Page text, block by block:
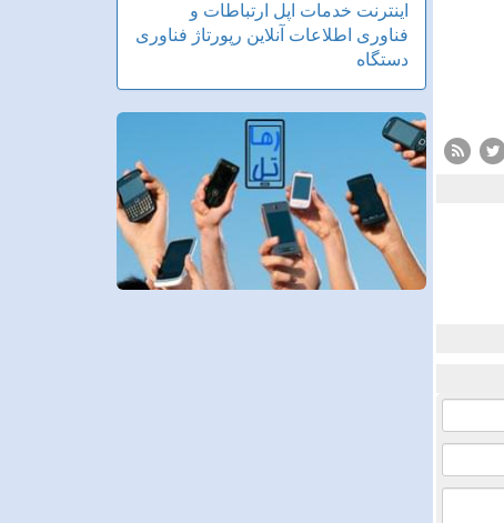
اینترنت خدمات اپل ارتباطات و
فناوری اطلاعات آنلاین رپورتاژ فناوری
دستگاه